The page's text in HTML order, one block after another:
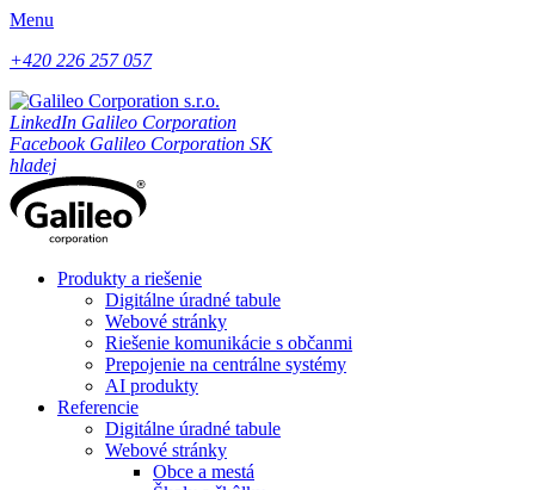
Menu
+420 226 257 057
LinkedIn Galileo Corporation
Facebook Galileo Corporation SK
hladej
Produkty a riešenie
Digitálne úradné tabule
Webové stránky
Riešenie komunikácie s občanmi
Prepojenie na centrálne systémy
AI produkty
Referencie
Digitálne úradné tabule
Webové stránky
Obce a mestá